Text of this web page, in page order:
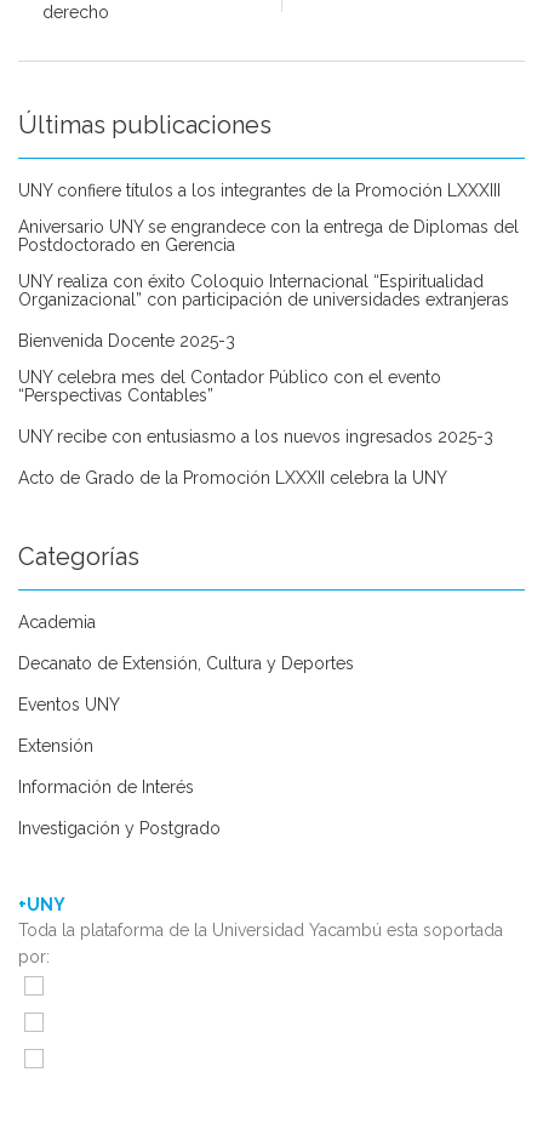
derecho
Últimas publicaciones
UNY confiere títulos a los integrantes de la Promoción LXXXIII
Aniversario UNY se engrandece con la entrega de Diplomas del
Postdoctorado en Gerencia
UNY realiza con éxito Coloquio Internacional “Espiritualidad
Organizacional” con participación de universidades extranjeras
Bienvenida Docente 2025-3
UNY celebra mes del Contador Público con el evento
“Perspectivas Contables”
UNY recibe con entusiasmo a los nuevos ingresados 2025-3
Acto de Grado de la Promoción LXXXII celebra la UNY
Categorías
Academia
Decanato de Extensión, Cultura y Deportes
Eventos UNY
Extensión
Información de Interés
Investigación y Postgrado
+UNY
Toda la plataforma de la Universidad Yacambú esta soportada
por: